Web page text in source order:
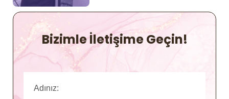
Bizimle İletişime Geçin!